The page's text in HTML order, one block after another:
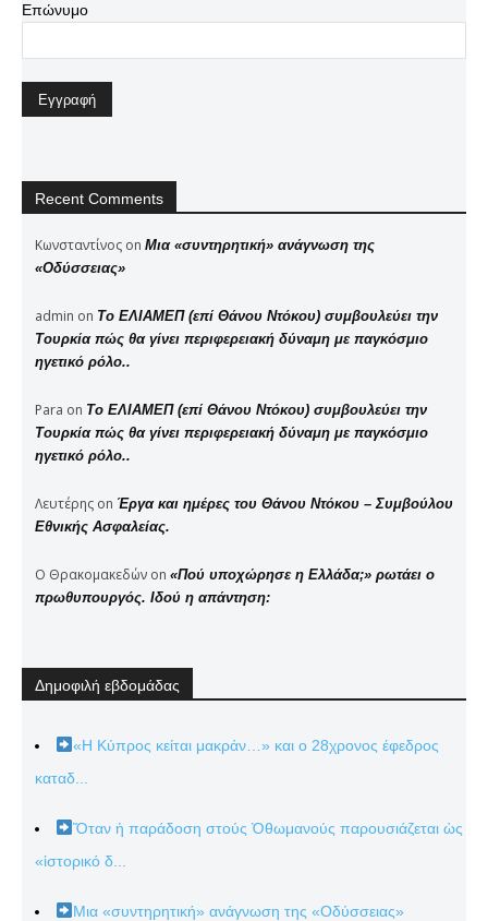
Επώνυμο
Recent Comments
Κωνσταντίνος on Μια «συντηρητική» ανάγνωση της
«Οδύσσειας»
admin on Το ΕΛΙΑΜΕΠ (επί Θάνου Ντόκου) συμβουλεύει την
Τουρκία πώς θα γίνει περιφερειακή δύναμη με παγκόσμιο
ηγετικό ρόλο..
Para on Το ΕΛΙΑΜΕΠ (επί Θάνου Ντόκου) συμβουλεύει την
Τουρκία πώς θα γίνει περιφερειακή δύναμη με παγκόσμιο
ηγετικό ρόλο..
Λευτέρης on Έργα και ημέρες του Θάνου Ντόκου – Συμβούλου
Εθνικής Ασφαλείας.
Ο Θρακομακεδών on «Πού υποχώρησε η Ελλάδα;» ρωτάει ο
πρωθυπουργός. Ιδού η απάντηση:
Δημοφιλή εβδομάδας
«Η Κύπρος κείται μακράν…» και ο 28χρονος έφεδρος
καταδ...
Ὅταν ἡ παράδοση στούς Ὀθωμανούς παρουσιάζεται ὡς
«ἱστορικό δ...
Μια «συντηρητική» ανάγνωση της «Οδύσσειας»